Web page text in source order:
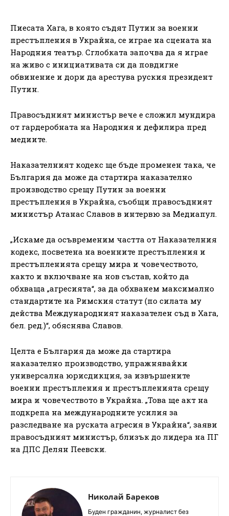
Пиесата Хага, в която съдят Путин за военни
престъпления в Украйна, се играе на сцената на
Народния театър. Сглобката започва да я играе
на живо с инициативата си да повдигне
обвинение и дори да арестува руския президент
Путин.
Правосъдният министър вече е сложил мундира
от гардеробната на Народния и дефилира пред
медиите.
Наказателният кодекс ще бъде променен така, че
България да може да стартира наказателно
производство срещу Путин за военни
престъпления в Украйна, съобщи правосъдният
министър Атанас Славов в интервю за Медиапул.
„Искаме да осъвременим частта от Наказателния
кодекс, посветена на военните престъпления и
престъпленията срещу мира и човечеството,
както и включване на нов състав, който да
обхваща „агресията“, за да обхванем максимално
стандартите на Римския статут (по силата му
действа Международният наказателен съд в Хага,
бел. ред.)“, обяснява Славов.
Целта е България да може да стартира
наказателно производство, упражнявайки
универсална юрисдикция, за извършените
военни престъпления и престъпленията срещу
мира и човечеството в Украйна. „Това ще акт на
подкрепа на международните усилия за
разследване на руската агресия в Украйна“, заяви
правосъдният министър, близък до лидера на ПГ
на ДПС Делян Пеевски.
Николай Бареков
Буден гражданин, журналист без